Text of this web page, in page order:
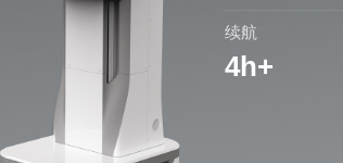
续航
4h+